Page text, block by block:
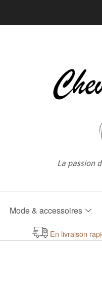
La passion
Mode & accessoires
En livraison